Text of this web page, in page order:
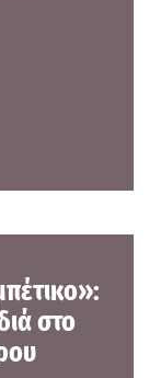
στο